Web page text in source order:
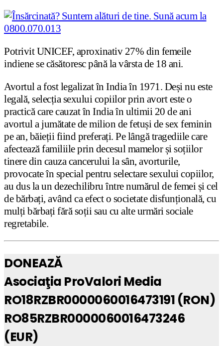
Potrivit UNICEF, aproxinativ 27% din femeile
indiene se căsătoresc până la vârsta de 18 ani.
Avortul a fost legalizat în India în 1971. Deși nu este
legală, selecția sexului copiilor prin avort este o
practică care cauzat în India în ultimii 20 de ani
avortul a jumătate de milion de fetuși de sex feminin
pe an, băieții fiind preferați. Pe lângă tragediile care
afectează familiile prin decesul mamelor și soțiilor
tinere din cauza cancerului la sân, avorturile,
provocate în special pentru selectare sexului copiilor,
au dus la un dezechilibru între numărul de femei și cel
de bărbați, având ca efect o societate disfunțională, cu
mulți bărbați fără soții sau cu alte urmări sociale
regretabile.
DONEAZĂ
Asociaţia ProValori Media
RO18RZBR0000060016473191 (RON)
RO85RZBR0000060016473246
(EUR)